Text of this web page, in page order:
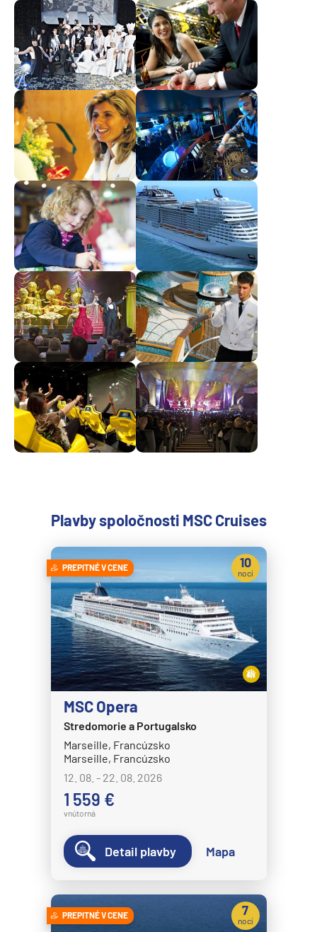
Plavby spoločnosti MSC Cruises
PREPITNÉ V CENE
MSC Opera
Stredomorie a Portugalsko
Marseille, Francúzsko
Marseille, Francúzsko
12. 08. - 22. 08. 2026
1 559 €
vnútorná
10
nocí
Detail plavby Mapa
PREPITNÉ V CENE 7
nocí